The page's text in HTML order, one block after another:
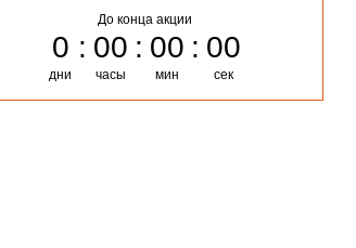
До конца акции
0
дни
00
часы
00
мин
00
сек